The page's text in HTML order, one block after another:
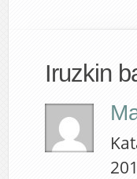
Iruzkin